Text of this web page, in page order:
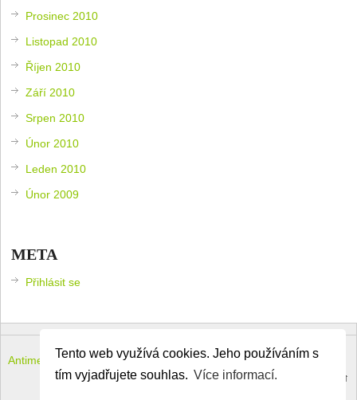
Tento web využívá cookies. Jeho používáním s
tím vyjadřujete souhlas. Více informací.
Prosinec 2010
Listopad 2010
Říjen 2010
Září 2010
Srpen 2010
Únor 2010
Leden 2010
Únor 2009
META
Přihlásit se
Antimeloun – komouši dneškaCopyright © 2026.
Theme byMyThemeShop. Back to Top ↑